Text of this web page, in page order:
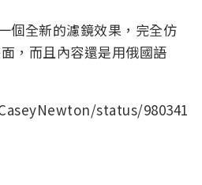
個全新的濾鏡效果，完全仿
，而且內容還是用俄國語
status/980341